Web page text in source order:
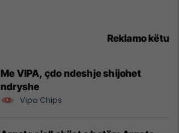
Reklamo këtu
Me VIPA, çdo ndeshje shijohet
ndryshe
Vipa Chips